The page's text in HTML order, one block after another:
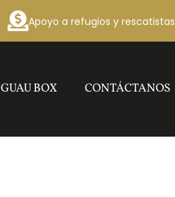
Apoyo a refugios y rescatistas
GUAU BOX CONTÁCTANOS